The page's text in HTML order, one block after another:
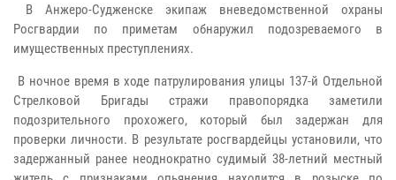
В Анжеро-Судженске экипаж вневедомственной охраны
Росгвардии по приметам обнаружил подозреваемого в
имущественных преступлениях.
В ночное время в ходе патрулирования улицы 137-й Отдельной
Стрелковой Бригады стражи правопорядка заметили
подозрительного прохожего, который был задержан для
проверки личности. В результате росгвардейцы установили, что
задержанный ранее неоднократно судимый 38-летний местный